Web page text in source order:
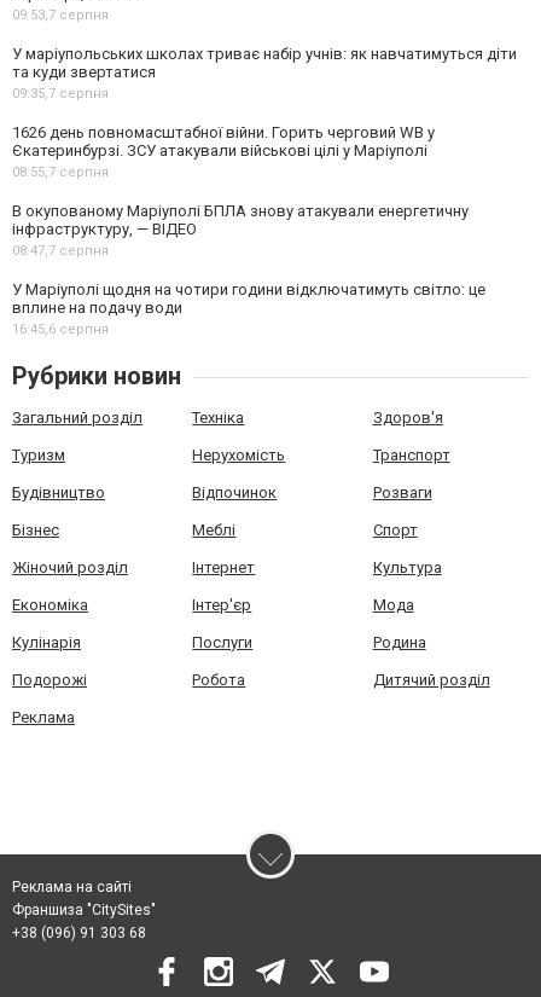
09:53,7 серпня
У маріупольських школах триває набір учнів: як навчатимуться діти
та куди звертатися
09:35,7 серпня
1626 день повномасштабної війни. Горить черговий WB у
Єкатеринбурзі. ЗСУ атакували військові цілі у Маріуполі
08:55,7 серпня
В окупованому Маріуполі БПЛА знову атакували енергетичну
інфраструктуру, — ВІДЕО
08:47,7 серпня
У Маріуполі щодня на чотири години відключатимуть світло: це
вплине на подачу води
16:45,6 серпня
Рубрики новин
Загальний розділ Техніка Здоров'я
Туризм Нерухомість Транспорт
Будівництво Відпочинок Розваги
Бізнес Меблі Спорт
Жіночий розділ Інтернет Культура
Економіка Інтер'єр Мода
Кулінарія Послуги Родина
Подорожі Робота Дитячий розділ
Реклама
Реклама на сайті
Франшиза "CitySites"
+38 (096) 91 303 68